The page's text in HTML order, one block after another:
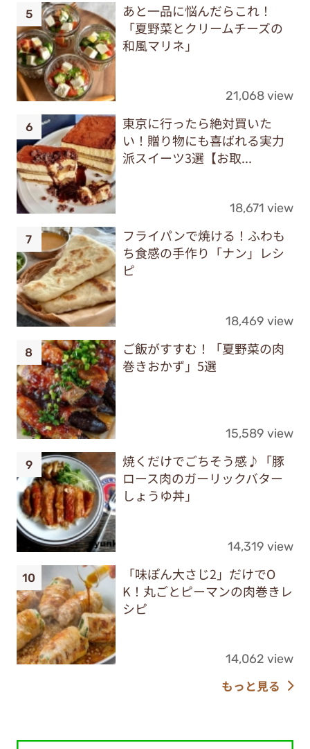
あと一品に悩んだらこれ！
「夏野菜とクリームチーズの
和風マリネ」
21,068 view
東京に行ったら絶対買いた
い！贈り物にも喜ばれる実力
派スイーツ3選【お取...
18,671 view
フライパンで焼ける！ふわも
ち食感の手作り「ナン」レシ
ピ
18,469 view
ご飯がすすむ！「夏野菜の肉
巻きおかず」5選
15,589 view
焼くだけでごちそう感♪「豚
ロース肉のガーリックバター
しょうゆ丼」
14,319 view
「味ぽん大さじ2」だけでO
K！丸ごとピーマンの肉巻きレ
シピ
14,062 view
もっと見る